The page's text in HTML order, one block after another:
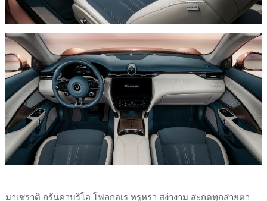
มาเซราติ กรันคาบริโอ โฟลกอเร หรูหรา สง่างาม สะกดทุกสายตา